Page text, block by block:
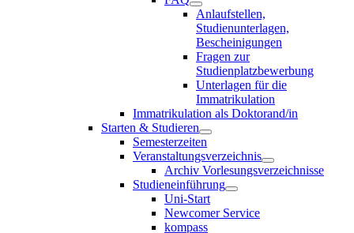
Anlaufstellen,
Studienunterlagen,
Bescheinigungen
Fragen zur
Studienplatzbewerbung
Unterlagen für die
Immatrikulation
Immatrikulation als Doktorand/in
Starten & Studieren
Semesterzeiten
Veranstaltungsverzeichnis
Archiv Vorlesungsverzeichnisse
Studieneinführung
Uni-Start
Newcomer Service
kompass